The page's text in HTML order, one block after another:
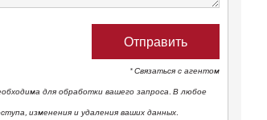
* Связаться с агентом
для обработки вашего запроса. В любое
изменения и удаления ваших данных.